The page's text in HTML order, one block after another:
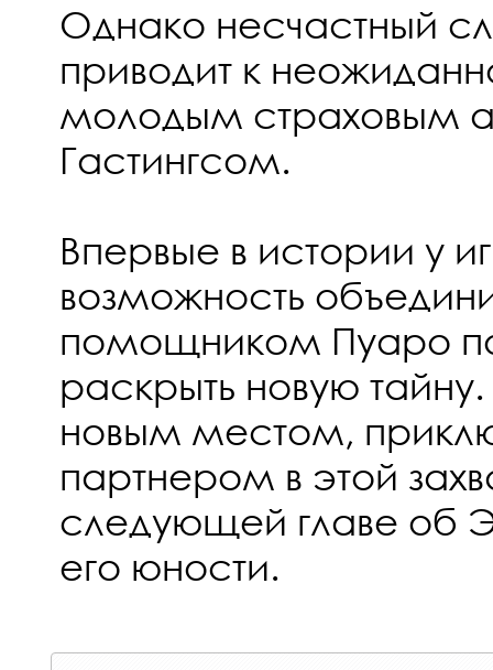
Однако несчастный
приводит к
молодым страховым
Гастингсом.
Впервые в истории у
возможность
помощником Пуаро
раскрыть новую
новым местом,
партнером в этой
следующей главе об
его юности.